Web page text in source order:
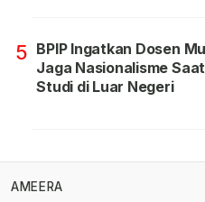
5 BPIP Ingatkan Dosen
Jaga Nasionalisme Saat
Studi di Luar Negeri
AMEERA